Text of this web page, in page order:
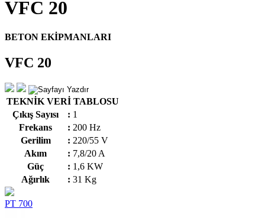
VFC 20
BETON EKİPMANLARI
VFC 20
TEKNİK VERİ TABLOSU
Çıkış Sayısı
: 1
Frekans
: 200 Hz
Gerilim
: 220/55 V
Akım
: 7,8/20 A
Güç
: 1,6 KW
Ağırlık
: 31 Kg
PT 700